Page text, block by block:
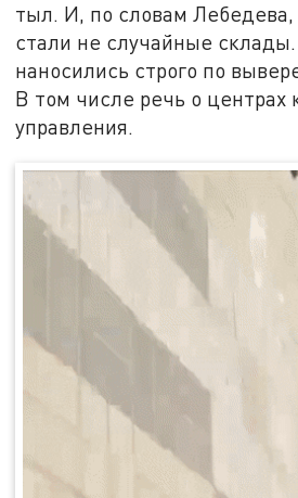
тыл. И, по словам
стали не случайные
наносились строго по
В том числе речь о центрах
управления.